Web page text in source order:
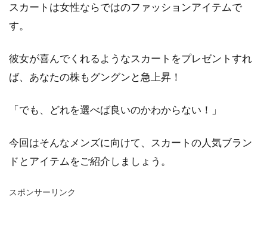
スカートは女性ならではのファッションアイテムで
す。
彼女が喜んでくれるようなスカートをプレゼントすれ
ば、あなたの株もグングンと急上昇！
「でも、どれを選べば良いのかわからない！」
今回はそんなメンズに向けて、スカートの人気ブラン
ドとアイテムをご紹介しましょう。
スポンサーリンク